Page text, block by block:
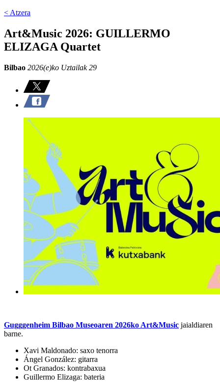
< Atzera
Art&Music 2026: GUILLERMO
ELIZAGA Quartet
Bilbao 2026(e)ko Uztailak 29
Gugggenheim Bilbao Museoaren 2026ko Art&Music jaialdiaren
barne.
Xavi Maldonado: saxo tenorra
Ángel González: gitarra
Ot Granados: kontrabaxua
Guillermo Elizaga: bateria